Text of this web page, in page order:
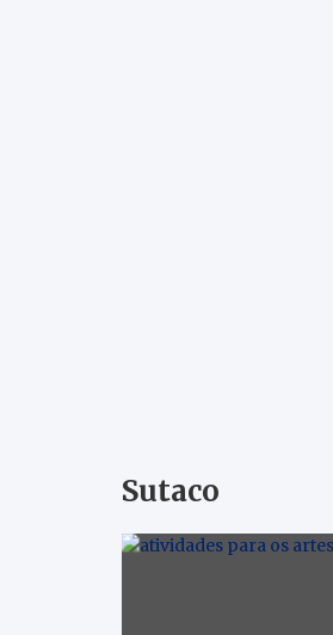
Sutaco